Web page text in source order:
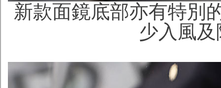
新款面鏡底部亦有特別
少入風